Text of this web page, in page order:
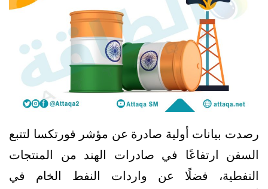
رصدت بيانات أولية صادرة عن مؤشر فورتكسا لتتبع
السفن ارتفاعًا في صادرات الهند من المنتجات
النفطية، فضلًا عن واردات النفط الخام في